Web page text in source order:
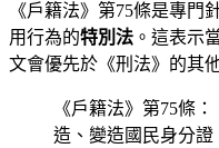
《戶籍法》第75條是專門
用行為的特別法 。這表示
文會優先於《刑法》的其
《戶籍法》第75條
造、變造國民身分